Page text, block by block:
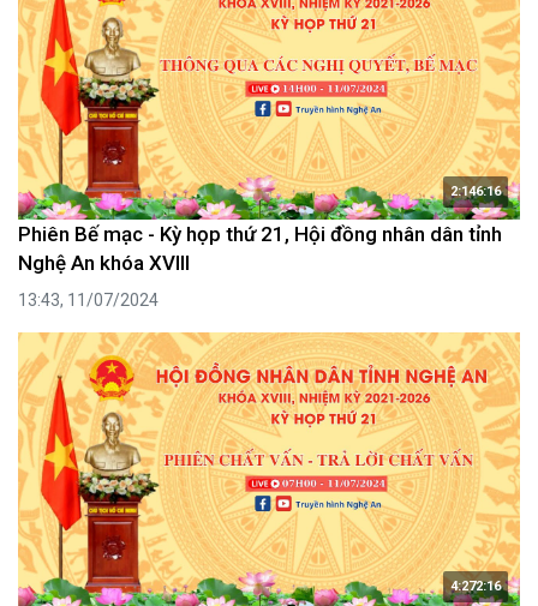
2:146:16
Phiên Bế mạc - Kỳ họp thứ 21, Hội đồng nhân dân tỉnh
Nghệ An khóa XVIII
13:43, 11/07/2024
4:272:16